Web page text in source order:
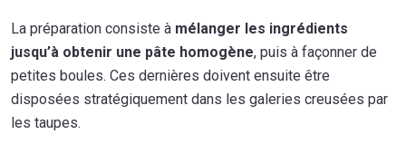
La préparation consiste à mélanger les ingrédients
jusqu’à obtenir une pâte homogène, puis à façonner de
petites boules. Ces dernières doivent ensuite être
disposées stratégiquement dans les galeries creusées par
les taupes.